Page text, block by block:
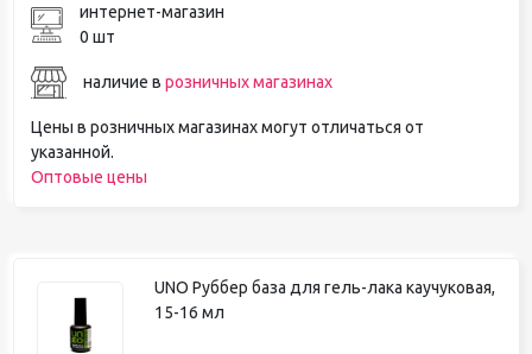
интернет-магазин
0 шт
наличие в розничных магазинах
Цены в розничных магазинах могут отличаться от
указанной.
Оптовые цены
UNO Руббер база для гель-лака каучуковая,
15-16 мл